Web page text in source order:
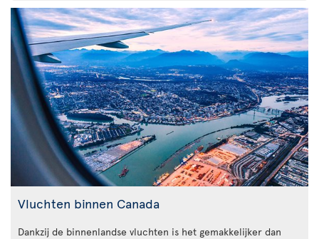
Vluchten binnen Canada
Dankzij de binnenlandse vluchten is het gemakkelijker dan